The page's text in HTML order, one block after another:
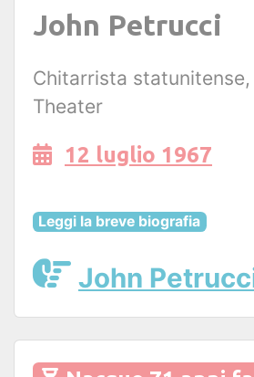
John Petrucci
Chitarrista statunitense,
Theater
12 luglio 1967
Leggi la breve biografia
John